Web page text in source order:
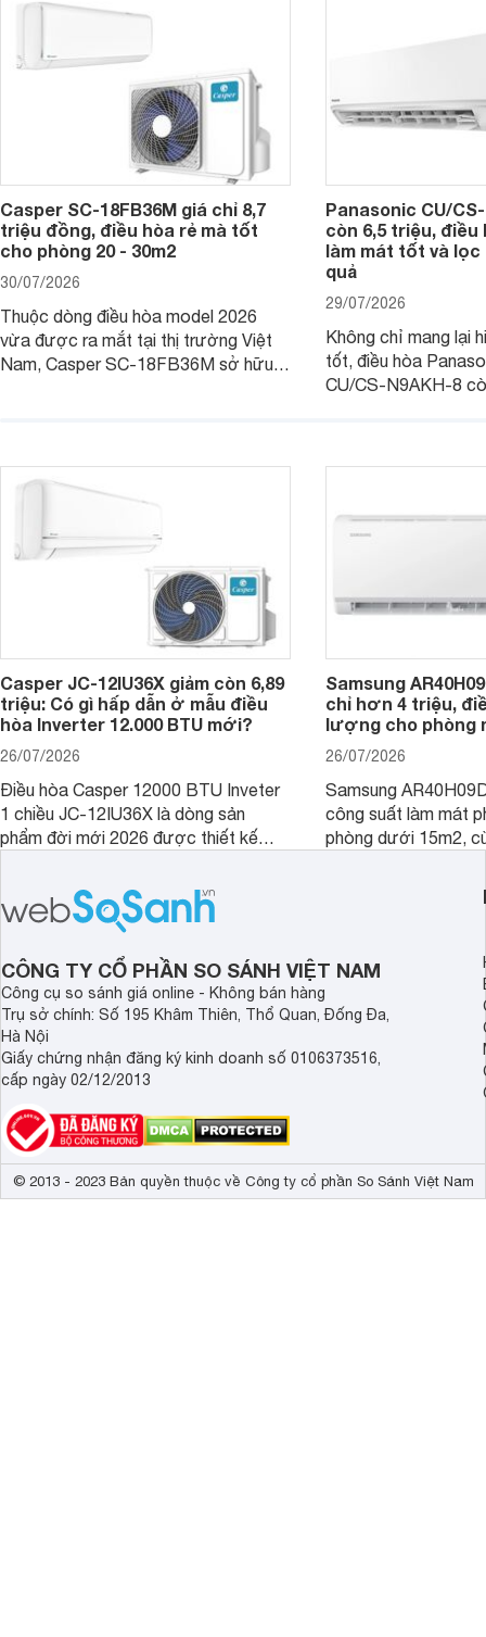
Casper SC-18FB36M giá chỉ 8,7
triệu đồng, điều hòa rẻ mà tốt
cho phòng 20 - 30m2
30/07/2026
Thuộc dòng điều hòa model 2026
vừa được ra mắt tại thị trường Việt
Nam, Casper SC-18FB36M sở hữu
nhiều tính năng và công nghệ hiện đại.
Panasonic CU/
còn 6,5 triệu, điều
làm mát tốt và lọc
quả
29/07/2026
Không chỉ mang lại
tốt, điều hòa
CU/CS-N9AKH-8
Casper JC-12IU36X giảm còn 6,89
triệu: Có gì hấp dẫn ở mẫu điều
hòa Inverter 12.000 BTU mới?
26/07/2026
Điều hòa Casper 12000 BTU Inveter
1 chiều JC-12IU36X là dòng sản
phẩm đời mới 2026 được thiết kế
sở hữu khả năng làm mát tốt mà còn
có giá bán rất hợp lý.
Samsung
chỉ hơn 4 triệu,
lượng cho phòng
26/07/2026
Samsung
công suất làm mát
phòng dưới 15m2,
phòng ngủ, phòng
CÔNG TY CỔ PHẦN SO SÁNH VIỆT NAM
Công cụ so sánh giá online - Không bán hàng
Trụ sở chính: Số 195 Khâm Thiên, Thổ Quan, Đống Đa,
Hà Nội
Giấy chứng nhận đăng ký kinh doanh số 0106373516,
cấp ngày 02/12/2013
© 2013 - 2023 Bản quyền thuộc về Công ty cổ phần So Sánh Việt Nam